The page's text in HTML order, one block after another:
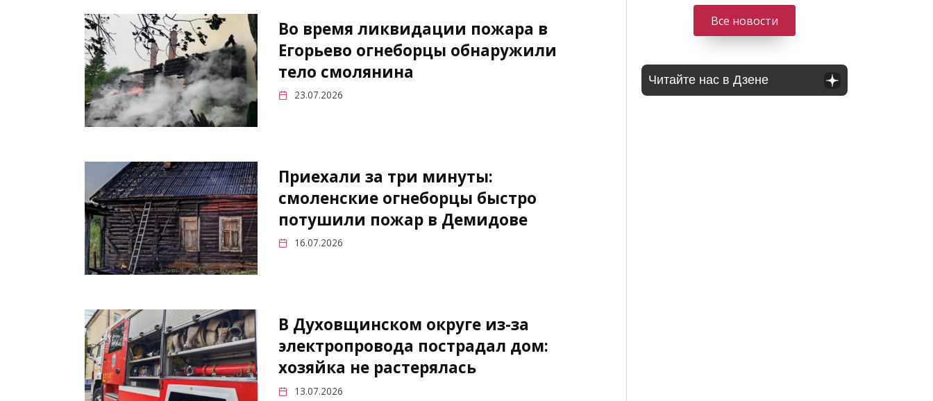
Во время ликвидации пожара в
Егорьево огнеборцы обнаружили
тело смолянина
23.07.2026
Приехали за три минуты:
смоленские огнеборцы быстро
потушили пожар в Демидове
16.07.2026
В Духовщинском округе из-за
электропровода пострадал дом:
хозяйка не растерялась
13.07.2026
Все новости
Читайте нас в Дзене